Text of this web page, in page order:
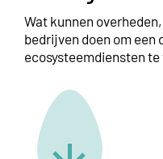
Wat kunnen
bedrijven doen om een
ecosysteemdiensten